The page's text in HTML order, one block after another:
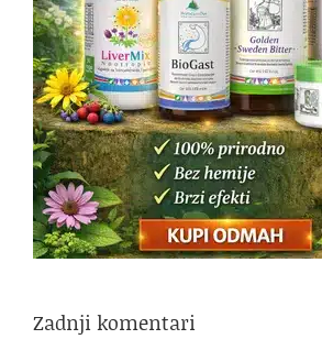
Zadnji komentari